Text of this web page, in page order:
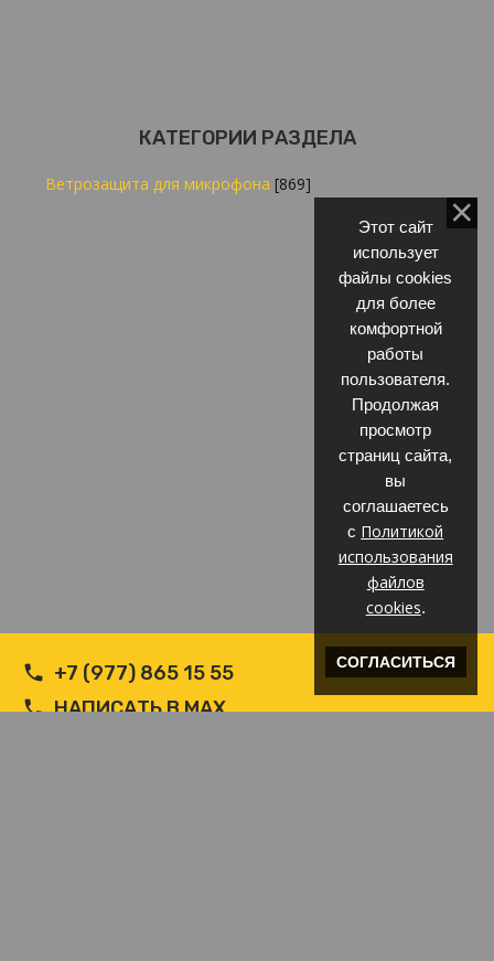
КАТЕГОРИИ РАЗДЕЛА
Ветрозащита для микрофона [869]
+7 (977) 865 15 55
НАПИСАТЬ В MAX
Этот сайт
использует
файлы cookies
для более
комфортной
работы
пользователя.
Продолжая
просмотр
страниц сайта,
вы
соглашаетесь
с Политикой
использования
файлов
cookies.
СОГЛАСИТЬСЯ